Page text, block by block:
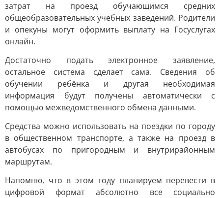
затрат на проезд обучающимся средних
общеобразовательных учебных заведений. Родители
и опекуны могут оформить выплату на Госуслугах
онлайн.
Достаточно подать электронное заявление,
остальное система сделает сама. Сведения об
обучении ребёнка и другая необходимая
информация будут получены автоматически с
помощью межведомственного обмена данными.
Средства можно использовать на поездки по городу
в общественном транспорте, а также на проезд в
автобусах по пригородным и внутрирайонным
маршрутам.
Напомню, что в этом году планируем перевести в
цифровой формат абсолютно все социально